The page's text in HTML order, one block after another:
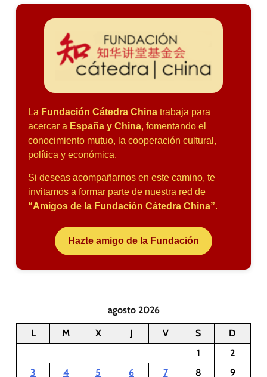
La Fundación Cátedra China trabaja para
acercar a España y China, fomentando el
conocimiento mutuo, la cooperación cultural,
política y económica.
Si deseas acompañarnos en este camino, te
invitamos a formar parte de nuestra red de
“Amigos de la Fundación Cátedra China”.
Hazte amigo de la Fundación
agosto 2026
L M X J V S
D
1
2
3
4 5 6 7 8
9